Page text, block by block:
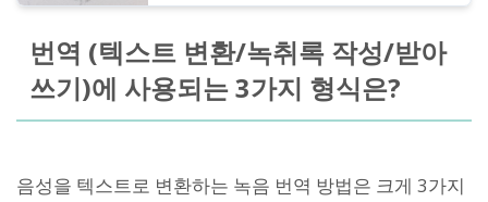
번역 (텍스트 변환/녹취록 작성/받아
쓰기)에 사용되는 3가지 형식은?
음성을 텍스트로 변환하는 녹음 번역 방법은 크게 3가지